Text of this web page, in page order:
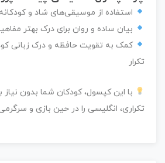
استفاده ازموسیقی‌های شاد و کودکانه
بیان ساده و روانبرای درک بهتر مفاهیم
کمک بهتقویت حافظه و درک زبانی کودکان
با این کپسول، کودکان شما بدون نیاز به
تکراری، انگلیسی را در حین بازی و سرگرمی یاد